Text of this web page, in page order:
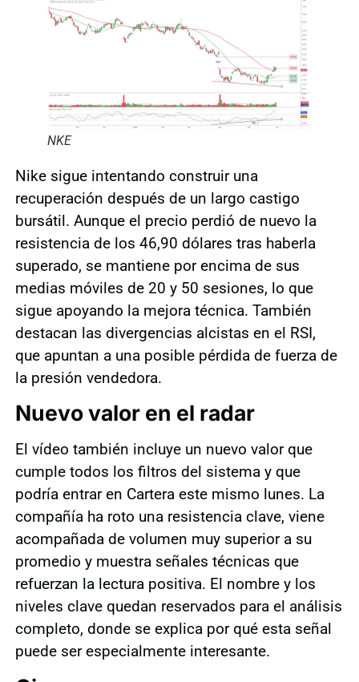
NKE
Nike sigue intentando construir una
recuperación después de un largo castigo
bursátil. Aunque el precio perdió de nuevo la
resistencia de los 46,90 dólares tras haberla
superado, se mantiene por encima de sus
medias móviles de 20 y 50 sesiones, lo que
sigue apoyando la mejora técnica. También
destacan las divergencias alcistas en el RSI,
que apuntan a una posible pérdida de fuerza de
la presión vendedora.
Nuevo valor en el radar
El vídeo también incluye un nuevo valor que
cumple todos los filtros del sistema y que
podría entrar en Cartera este mismo lunes. La
compañía ha roto una resistencia clave, viene
acompañada de volumen muy superior a su
promedio y muestra señales técnicas que
refuerzan la lectura positiva. El nombre y los
niveles clave quedan reservados para el análisis
completo, donde se explica por qué esta señal
puede ser especialmente interesante.